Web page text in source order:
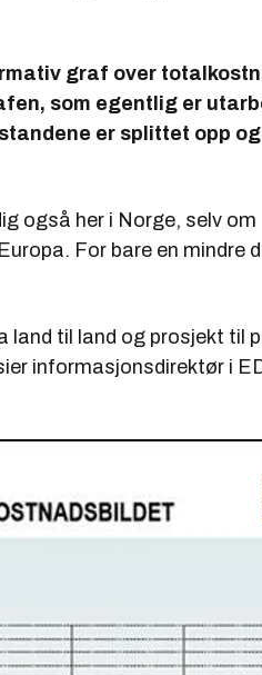
graf over
som egentlig er
er splittet opp
også her i Norge, selv om
For bare en mindre
land til land og prosjekt til
informasjonsdirektør i